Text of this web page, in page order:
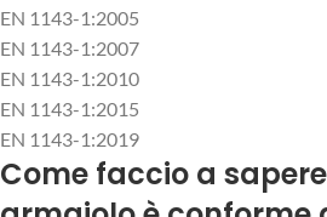
EN 1143-1:2005
EN 1143-1:2007
EN 1143-1:2010
EN 1143-1:2015
EN 1143-1:2019
Come faccio a